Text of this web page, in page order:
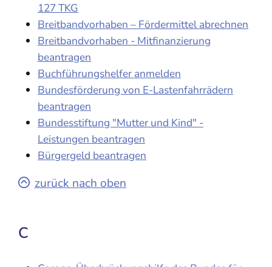
127 TKG
Breitbandvorhaben – Fördermittel abrechnen
Breitbandvorhaben - Mitfinanzierung
beantragen
Buchführungshelfer anmelden
Bundesförderung von E-Lastenfahrrädern
beantragen
Bundesstiftung "Mutter und Kind" -
Leistungen beantragen
Bürgergeld beantragen
zurück nach oben
C